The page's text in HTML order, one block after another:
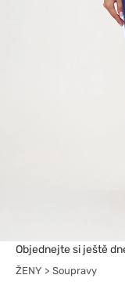
Objednejte si ještě
ŽENY Soupravy